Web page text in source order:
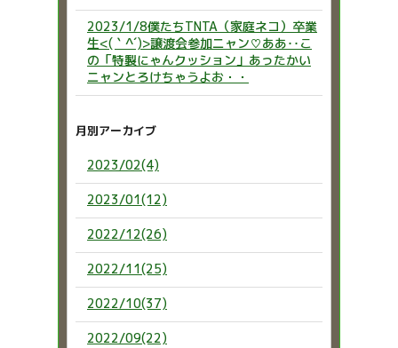
2023/1/8僕たちTNTA（家庭ネコ）卒業
生<(｀^´)>譲渡会参加ニャン♡ああ‥こ
の「特製にゃんクッション」あったかい
ニャンとろけちゃうよお・・
月別アーカイブ
2023/02(4)
2023/01(12)
2022/12(26)
2022/11(25)
2022/10(37)
2022/09(22)